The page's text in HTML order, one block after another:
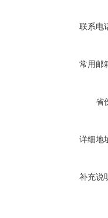
联系电
常用邮
省
详细地
补充说